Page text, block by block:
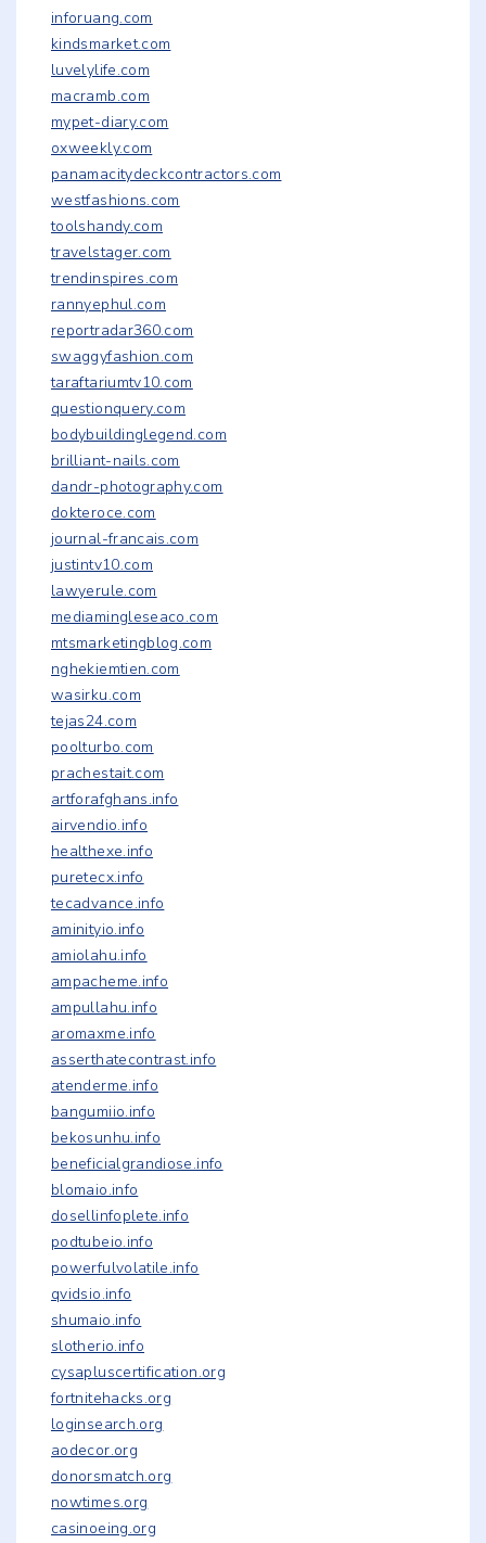
inforuang.com
kindsmarket.com
luvelylife.com
macramb.com
mypet-diary.com
oxweekly.com
panamacitydeckcontractors.com
westfashions.com
toolshandy.com
travelstager.com
trendinspires.com
rannyephul.com
reportradar360.com
swaggyfashion.com
taraftariumtv10.com
questionquery.com
bodybuildinglegend.com
brilliant-nails.com
dandr-photography.com
dokteroce.com
journal-francais.com
justintv10.com
lawyerule.com
mediamingleseaco.com
mtsmarketingblog.com
nghekiemtien.com
wasirku.com
tejas24.com
poolturbo.com
prachestait.com
artforafghans.info
airvendio.info
healthexe.info
puretecx.info
tecadvance.info
aminityio.info
amiolahu.info
ampacheme.info
ampullahu.info
aromaxme.info
asserthatecontrast.info
atenderme.info
bangumiio.info
bekosunhu.info
beneficialgrandiose.info
blomaio.info
dosellinfoplete.info
podtubeio.info
powerfulvolatile.info
qvidsio.info
shumaio.info
slotherio.info
cysapluscertification.org
fortnitehacks.org
loginsearch.org
aodecor.org
donorsmatch.org
nowtimes.org
casinoeing.org